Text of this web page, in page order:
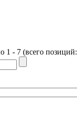
1 - 7 (всего позиций: